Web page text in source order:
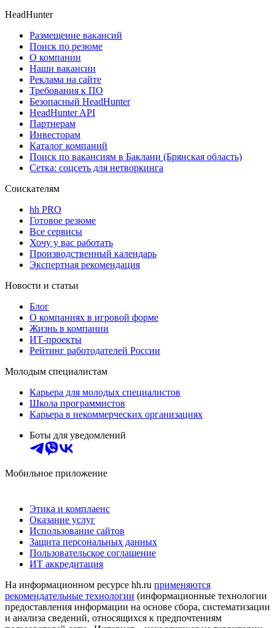
HeadHunter
Размещение вакансий
Поиск по резюме
О компании
Наши вакансии
Реклама на сайте
Требования к ПО
Безопасный HeadHunter
HeadHunter API
Партнерам
Инвесторам
Каталог компаний
Поиск по вакансиям в Баклани (Брянская область)
Сетка: соцсеть для нетворкинга
Соискателям
hh PRO
Готовое резюме
Все сервисы
Хочу у вас работать
Производственный календарь
Экспертная рекомендация
Новости и статьи
Блог
О компаниях в игровой форме
Жизнь в компании
ИТ-проекты
Рейтинг работодателей России
Молодым специалистам
Карьера для молодых специалистов
Школа программистов
Карьера в некоммерческих организациях
Боты для уведомлений
Мобильное приложение
Этика и комплаенс
Оказание услуг
Использование сайтов
Защита персональных данных
Пользовательское соглашение
ИТ аккредитация
На информационном ресурсе hh.ru применяются
рекомендательные технологии (информационные технологии
предоставления информации на основе сбора, систематизации
и анализа сведений, относящихся к предпочтениям